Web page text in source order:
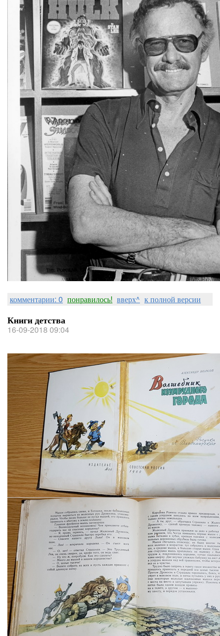
комментарии: 0 понравилось! вверх^ к полной версии
Книги детства
16-09-2018 09:04